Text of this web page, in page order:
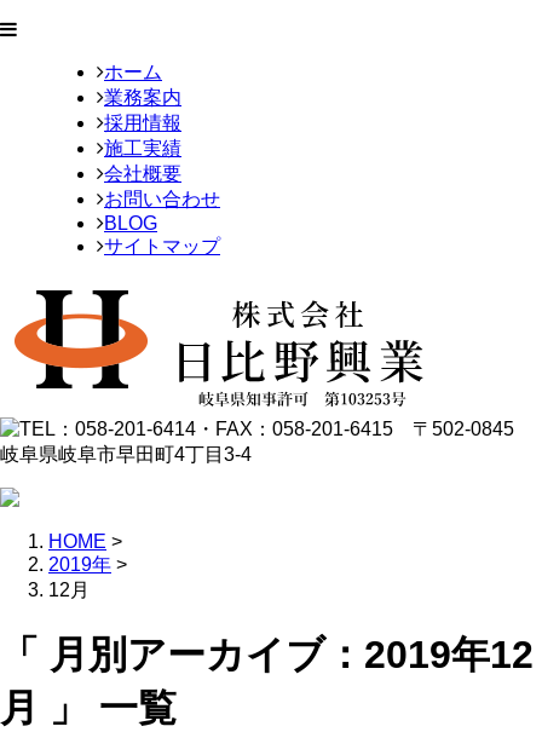
ホーム
業務案内
採用情報
施工実績
会社概要
お問い合わせ
BLOG
サイトマップ
HOME >
2019年 >
12月
「 月別アーカイブ：2019年12
月 」 一覧